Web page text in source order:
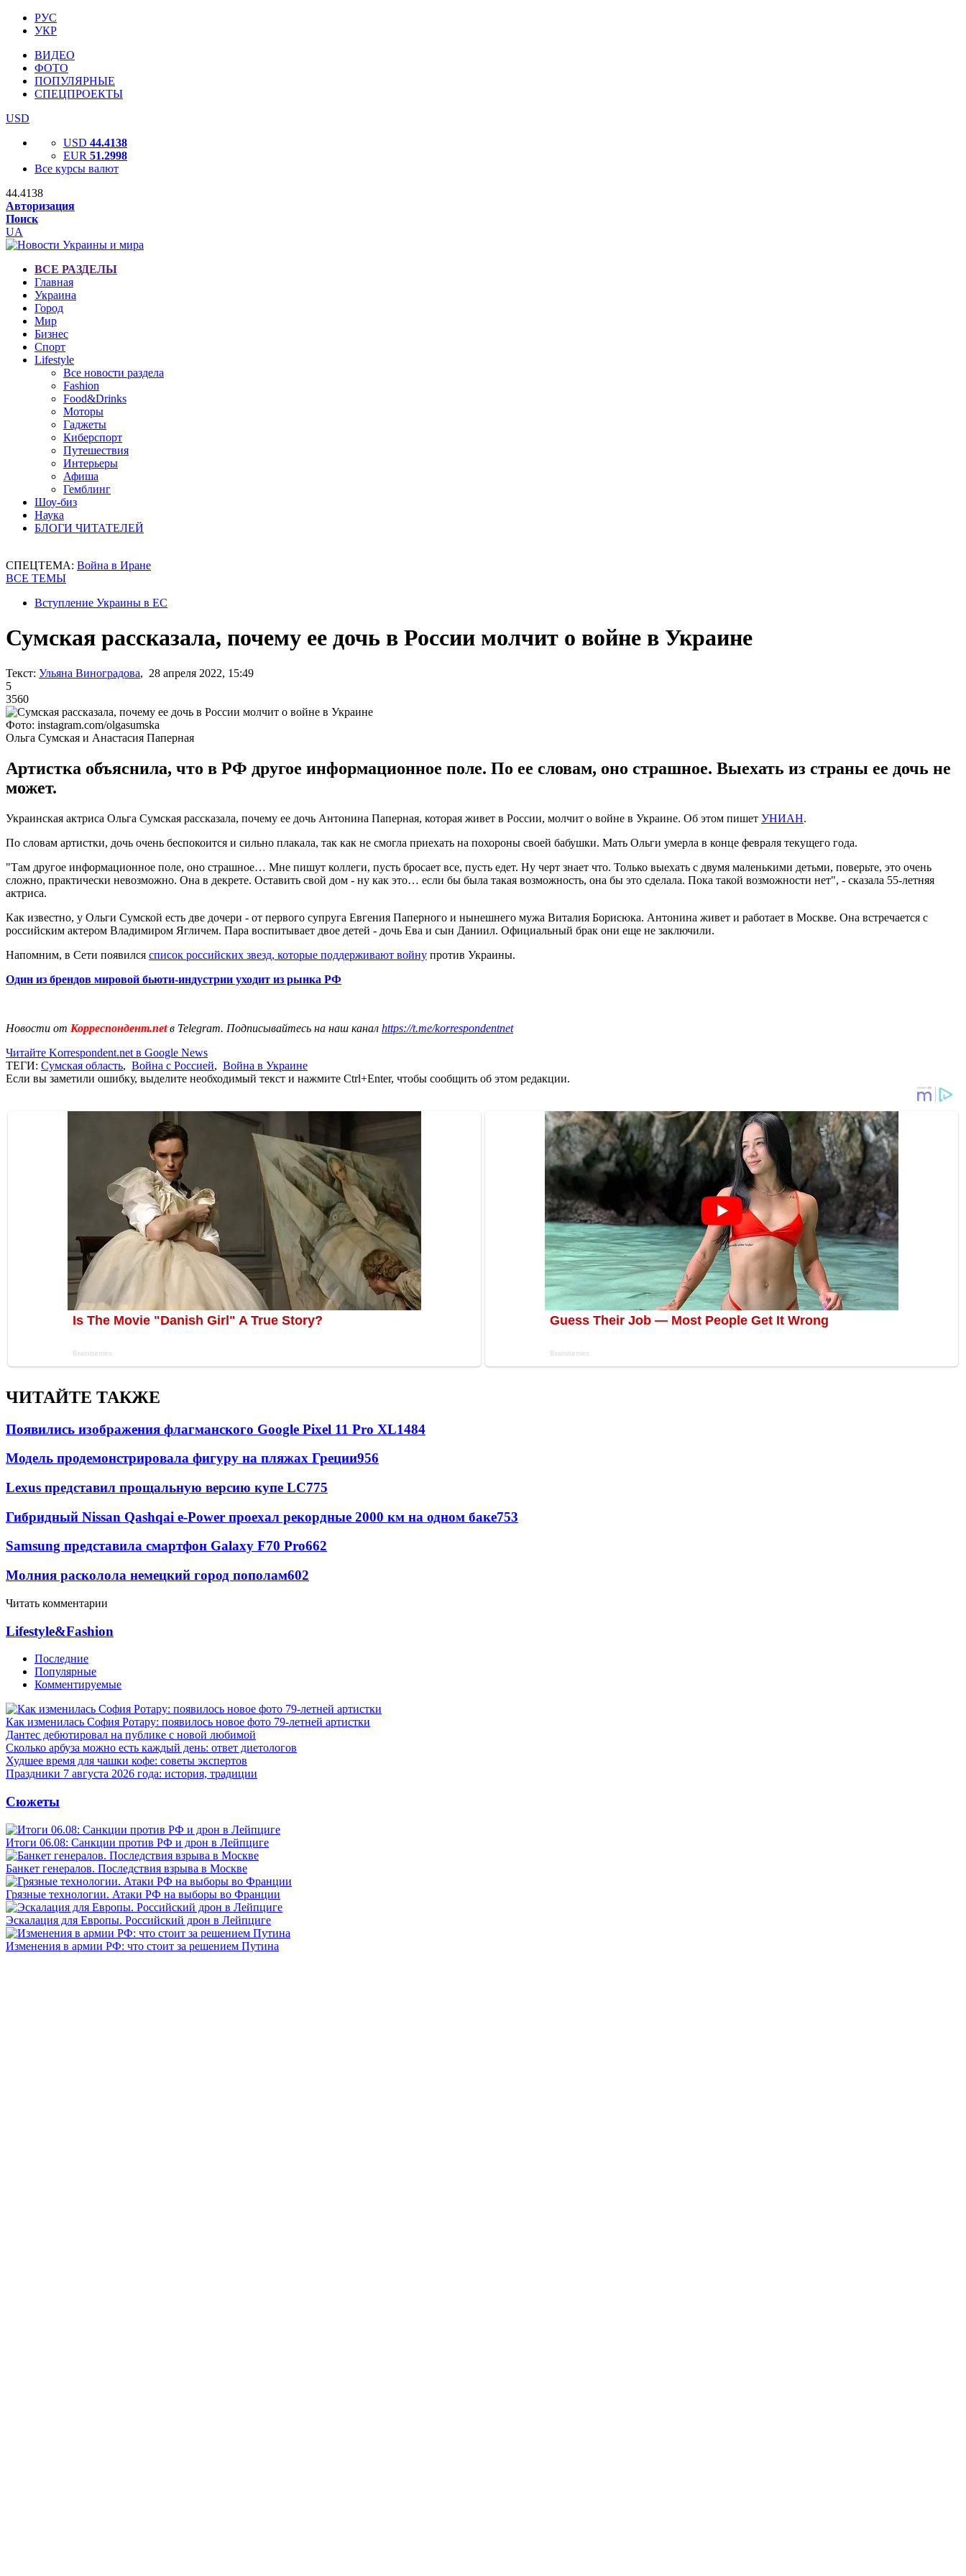
РУС
УКР
ВИДЕО
ФОТО
ПОПУЛЯРНЫЕ
СПЕЦПРОЕКТЫ
USD
USD 44.4138
EUR 51.2998
Все курсы валют
44.4138
Авторизация
Поиск
UA
ВСЕ РАЗДЕЛЫ
Главная
Украина
Город
Мир
Бизнес
Спорт
Lifestyle
Все новости раздела
Fashion
Food&Drinks
Моторы
Гаджеты
Киберспорт
Путешествия
Интерьеры
Афиша
Гемблинг
Шоу-биз
Наука
БЛОГИ ЧИТАТЕЛЕЙ
СПЕЦТЕМА: Война в Иране
ВСЕ ТЕМЫ
Вступление Украины в ЕС
Сумская рассказала, почему ее дочь в России молчит о войне в Украине
Текст: Ульяна Виноградова, 28 апреля 2022, 15:49
5
3560
Фото: instagram.com/olgasumska
Ольга Сумская и Анастасия Паперная
Артистка объяснила, что в РФ другое информационное поле. По ее словам, оно страшное. Выехать из страны ее дочь не
может.
Украинская актриса Ольга Сумская рассказала, почему ее дочь Антонина Паперная, которая живет в России, молчит о войне в Украине. Об этом пишет УНИАН.
По словам артистки, дочь очень беспокоится и сильно плакала, так как не смогла приехать на похороны своей бабушки. Мать Ольги умерла в конце февраля текущего года.
"Там другое информационное поле, оно страшное… Мне пишут коллеги, пусть бросает все, пусть едет. Ну черт знает что. Только выехать с двумя маленькими детьми, поверьте, это очень
сложно, практически невозможно. Она в декрете. Оставить свой дом - ну как это… если бы была такая возможность, она бы это сделала. Пока такой возможности нет", - сказала 55-летняя
актриса.
Как известно, у Ольги Сумской есть две дочери - от первого супруга Евгения Паперного и нынешнего мужа Виталия Борисюка. Антонина живет и работает в Москве. Она встречается с
российским актером Владимиром Ягличем. Пара воспитывает двое детей - дочь Ева и сын Даниил. Официальный брак они еще не заключили.
Напомним, в Сети появился список российских звезд, которые поддерживают войну против Украины.
Один из брендов мировой бьюти-индустрии уходит из рынка РФ
Новости от Корреспондент.netв Telegram. Подписывайтесь на наш канал https://t.me/korrespondentnet
Читайте Korrespondent.net в Google News
ТЕГИ: Сумская область, Война с Россией, Война в Украине
Если вы заметили ошибку, выделите необходимый текст и нажмите Ctrl+Enter, чтобы сообщить об этом редакции.
ЧИТАЙТЕ ТАКЖЕ
Появились изображения флагманского Google Pixel 11 Pro XL1484
Модель продемонстрировала фигуру на пляжах Греции956
Lexus представил прощальную версию купе LC775
Гибридный Nissan Qashqai e-Power проехал рекордные 2000 км на одном баке753
Samsung представила смартфон Galaxy F70 Pro662
Молния расколола немецкий город пополам602
Читать комментарии
Lifestyle&Fashion
Последние
Популярные
Комментируемые
Как изменилась София Ротару: появилось новое фото 79-летней артистки
Дантес дебютировал на публике с новой любимой
Сколько арбуза можно есть каждый день: ответ диетологов
Худшее время для чашки кофе: советы экспертов
Праздники 7 августа 2026 года: история, традиции
Сюжеты
Итоги 06.08: Санкции против РФ и дрон в Лейпциге
Банкет генералов. Последствия взрыва в Москве
Грязные технологии. Атаки РФ на выборы во Франции
Эскалация для Европы. Российский дрон в Лейпциге
Изменения в армии РФ: что стоит за решением Путина